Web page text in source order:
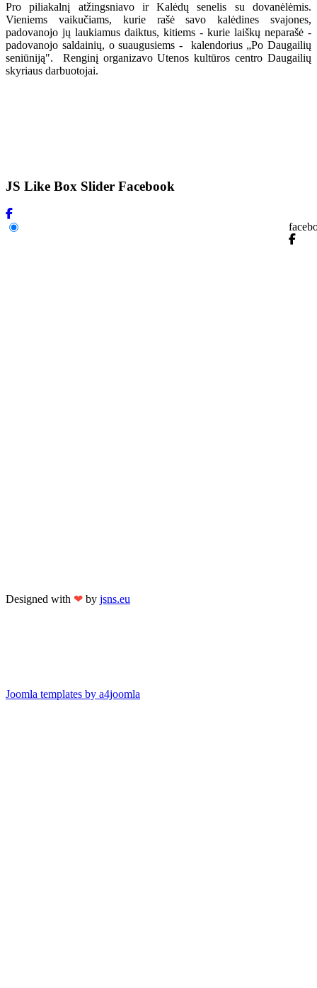
Pro piliakalnį atžingsniavo ir Kalėdų senelis su dovanėlėmis.
Vieniems vaikučiams, kurie rašė savo kalėdines svajones,
padovanojo jų laukiamus daiktus, kitiems - kurie laiškų neparašė -
padovanojo saldainių, o suaugusiems - kalendorius „Po Daugailių
seniūniją". Renginį organizavo Utenos kultūros centro Daugailių
skyriaus darbuotojai.
JS Like Box Slider Facebook
Designed with ❤ by jsns.eu
Joomla templates by a4joomla